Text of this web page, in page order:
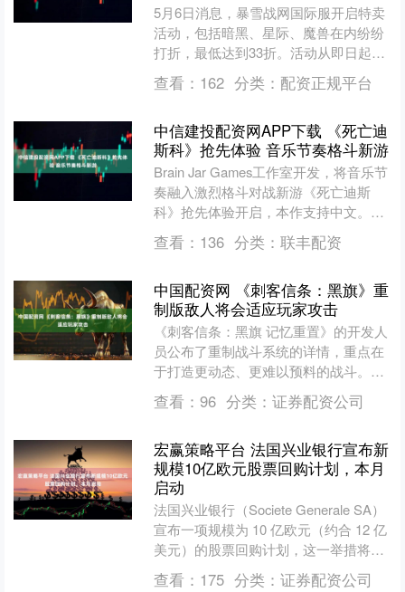
5月6日消息，暴雪战网国际服开启特卖
活动，包括暗黑、星际、魔兽在内纷纷
打折，最低达到33折。活动从即日起持
续到5月19日(亚服时间)。 注：截稿时，
国服暂无公告....
查看： 162 分类： 配资正规平台
中信建投配资网APP下载 《死亡迪
斯科》抢先体验 音乐节奏格斗新游
Brain Jar Games工作室开发，将音乐节
奏融入激烈格斗对战新游《死亡迪斯
科》抢先体验开启，本作支持中文。
《死亡迪斯科》：Steam地址 《死亡迪
斯科....
查看： 136 分类： 联丰配资
中国配资网 《刺客信条：黑旗》重
制版敌人将会适应玩家攻击
《刺客信条：黑旗 记忆重置》的开发人
员公布了重制战斗系统的详情，重点在
于打造更动态、更难以预料的战斗。其
中，核心机制是敌人将具备适应能力，
会对玩家的重复操作做出....
查看： 96 分类： 证券配资公司
宏赢策略平台 法国兴业银行宣布新
规模10亿欧元股票回购计划，本月
启动
法国兴业银行（Societe Generale SA）
宣布一项规模为 10 亿欧元（约合 12 亿
美元）的股票回购计划，这一举措将为
一直期待更高回报的投资者带来....
查看： 175 分类： 证券配资公司